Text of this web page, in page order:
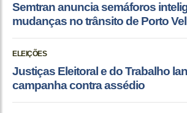
Semtran anuncia semáforos
mudanças no trânsito de Porto
ELEIÇÕES
Justiças Eleitoral e do Trabalho
campanha contra assédio